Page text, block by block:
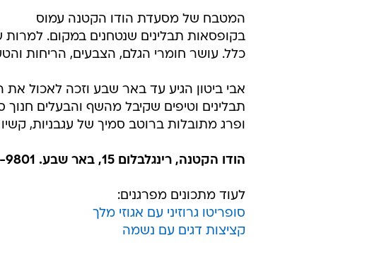
המטבח של מסעדת הודו הקטנה עמוס
בקופסאות תבלינים שנטחנים במקום.
כלל. עושר חומרי הגלם, הצבעים, הריחות
אבי ביטון הגיע עד באר שבע וזכה לאכול
תבלינים וטיפים שקיבל מהשף והבעלים
ופרג מתובלות ברוטב סמיך של עגבניות,
הודו הקטנה, רינגלבלום 15, באר שבע. 08-648-9801.כשר
לעוד מתכונים מפרגנים:
סופריטו גרוזיני עם אגוזי מלך
קציצות דגים עם נשמה